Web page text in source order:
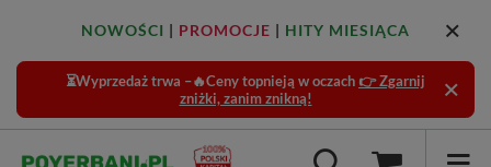
NOWOŚCI | PROMOCJE | HITY MIESIĄCA
⏳Wyprzedaż trwa –🔥Ceny topnieją w oczach 👉 Zgarnij
zniżki, zanim znikną!